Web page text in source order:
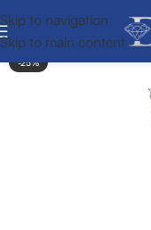
Skip to navigation
Skip to main content
-25%